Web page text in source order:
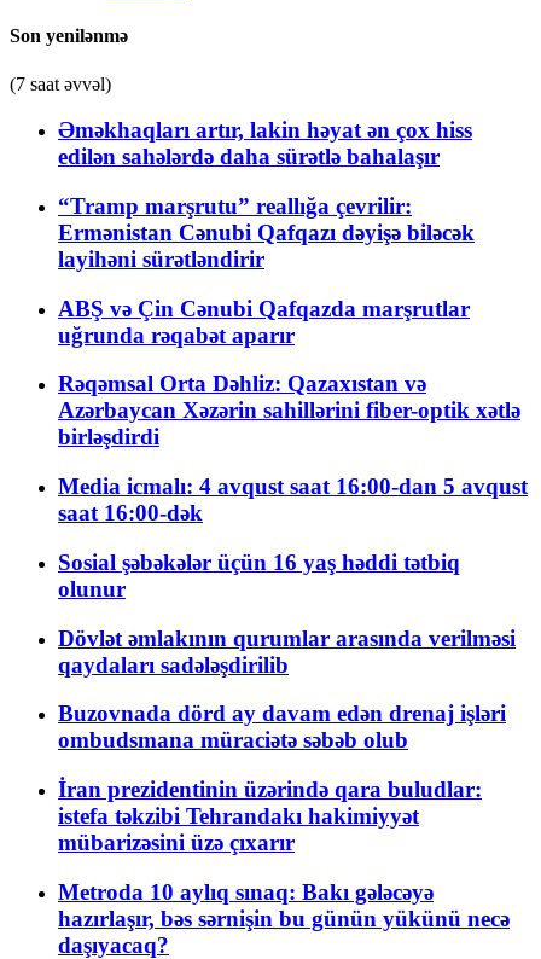
Son yenilənmə
(7 saat əvvəl)
Əməkhaqları artır, lakin həyat ən çox hiss
edilən sahələrdə daha sürətlə bahalaşır
“Tramp marşrutu” reallığa çevrilir:
Ermənistan Cənubi Qafqazı dəyişə biləcək
layihəni sürətləndirir
ABŞ və Çin Cənubi Qafqazda marşrutlar
uğrunda rəqabət aparır
Rəqəmsal Orta Dəhliz: Qazaxıstan və
Azərbaycan Xəzərin sahillərini fiber-optik xətlə
birləşdirdi
Media icmalı: 4 avqust saat 16:00-dan 5 avqust
saat 16:00-dək
Sosial şəbəkələr üçün 16 yaş həddi tətbiq
olunur
Dövlət əmlakının qurumlar arasında verilməsi
qaydaları sadələşdirilib
Buzovnada dörd ay davam edən drenaj işləri
ombudsmana müraciətə səbəb olub
İran prezidentinin üzərində qara buludlar:
istefa təkzibi Tehrandakı hakimiyyət
mübarizəsini üzə çıxarır
Metroda 10 aylıq sınaq: Bakı gələcəyə
hazırlaşır, bəs sərnişin bu günün yükünü necə
daşıyacaq?